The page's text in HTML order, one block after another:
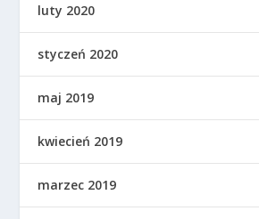
luty 2020
styczeń 2020
maj 2019
kwiecień 2019
marzec 2019